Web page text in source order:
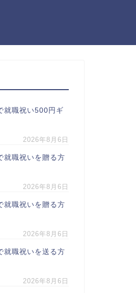
就職祝い500円ギ
2026年8月6日
就職祝いを贈る方
2026年8月6日
就職祝いを贈る方
2026年8月6日
就職祝いを送る方
2026年8月6日